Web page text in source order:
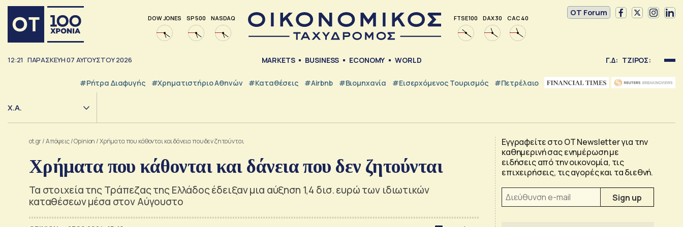
DOW JONES SP 500 NASDAQ FTSE 100 DAX 30 CAC 40
OT Forum
12:21 ΠΑΡΑΣΚΕΥΗ07 ΑΥΓΟΥΣΤΟΥ2026 MARKETS BUSINESS ECONOMY WORLD Γ.Δ: ΤΖΙΡΟΣ:
#ρήτρα Διαφυγής #Χρηματιστήριο Αθηνών #Καταθέσεις #Airbnb #Βιομηχανία #εισερχόμενος Τουρισμός #Πετρέλαιο
Χ.Α.
ot.gr/Απόψεις/Opinion /Χρήματα που κάθονται και δάνεια που δεν ζητούνται
Χρήματα που κάθονται και δάνεια που δεν ζητούνται
Τα στοιχεία της Τράπεζας της Ελλάδος έδειξαν μια αύξηση 1,4 δισ. ευρώ των ιδιωτικών
καταθέσεων μέσα στον Αύγουστο
Εγγραφείτε στο OT Newsletter για την
καθημερινή σας ενημέρωση με
ειδήσεις από την οικονομία, τις
επιχειρήσεις, τις αγορές και τα διεθνή.